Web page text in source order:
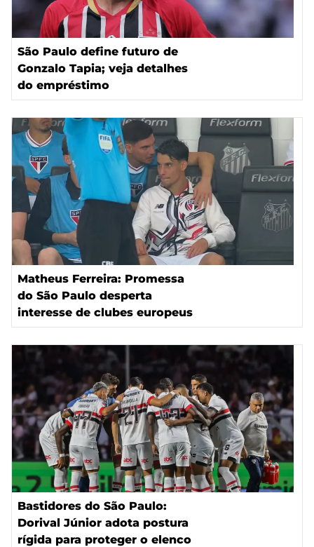
São Paulo define futuro de
Gonzalo Tapia; veja detalhes
do empréstimo
Matheus Ferreira: Promessa
do São Paulo desperta
interesse de clubes europeus
Bastidores do São Paulo:
Dorival Júnior adota postura
rígida para proteger o elenco